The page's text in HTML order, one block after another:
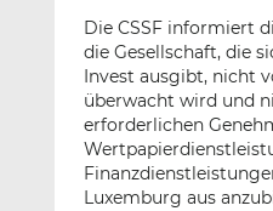
Die CSSF informiert
die Gesellschaft, die
Invest ausgibt, nicht
überwacht wird und
erforderlichen
Luxemburg aus